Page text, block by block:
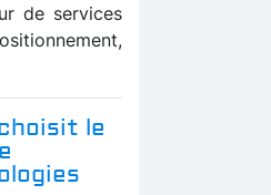
de services
le